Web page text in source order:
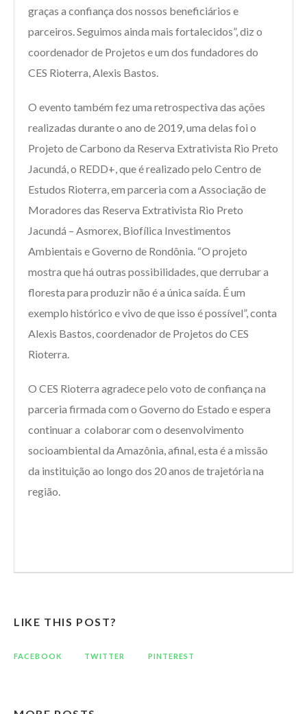
graças a confiança dos nossos beneficiários e
parceiros. Seguimos ainda mais fortalecidos”, diz o
coordenador de Projetos e um dos fundadores do
CES Rioterra, Alexis Bastos.
O evento também fez uma retrospectiva das ações
realizadas durante o ano de 2019, uma delas foi o
Projeto de Carbono da Reserva Extrativista Rio Preto
Jacundá, o REDD+, que é realizado pelo Centro de
Estudos Rioterra, em parceria com a Associação de
Moradores das Reserva Extrativista Rio Preto
Jacundá – Asmorex, Biofílica Investimentos
Ambientais e Governo de Rondônia. “O projeto
mostra que há outras possibilidades, que derrubar a
floresta para produzir não é a única saída. É um
exemplo histórico e vivo de que isso é possível”, conta
Alexis Bastos, coordenador de Projetos do CES
Rioterra.
O CES Rioterra agradece pelo voto de confiança na
parceria firmada com o Governo do Estado e espera
continuar a colaborar com o desenvolvimento
socioambiental da Amazônia, afinal, esta é a missão
da instituição ao longo dos 20 anos de trajetória na
região.
LIKE THIS POST?
FACEBOOK TWITTER PINTEREST